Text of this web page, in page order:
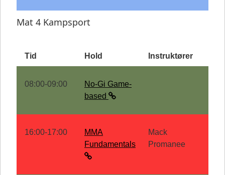
Mat 4 Kampsport
Tid Hold Instruktører
08:00-09:00
No-Gi Game-
based
16:00-17:00
MMA
Fundamentals
Mack
Promanee